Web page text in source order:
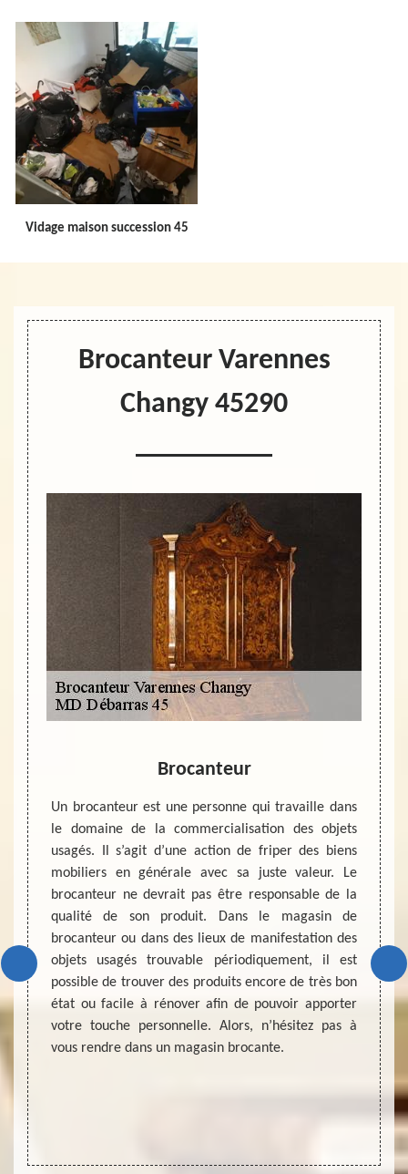
Vidage maison succession 45
Brocanteur Varennes
Changy 45290
Une
sans
cette
vos
votre
Brocanteur
Un brocanteur est une personne qui travaille dans
le domaine de la commercialisation des objets
usagés. Il s’agit d’une action de friper des biens
mobiliers en générale avec sa juste valeur. Le
brocanteur ne devrait pas être responsable de la
qualité de son produit. Dans le magasin de
brocanteur ou dans des lieux de manifestation des
objets usagés trouvable périodiquement, il est
possible de trouver des produits encore de très bon
état ou facile à rénover afin de pouvoir apporter
votre touche personnelle. Alors, n’hésitez pas à
vous rendre dans un magasin brocante.
MD
nous
en
que
frais,
à
zone